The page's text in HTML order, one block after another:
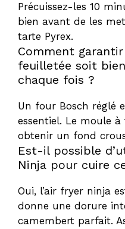
Précuissez-les 10
bien avant de les
tarte Pyrex.
Comment
feuilletée soit
chaque fois ?
Un four Bosch réglé
essentiel. Le moule
obtenir un fond
Est-il possible
Ninja pour cuire
Oui, l’air fryer ninja
donne une dorure
camembert parfait.